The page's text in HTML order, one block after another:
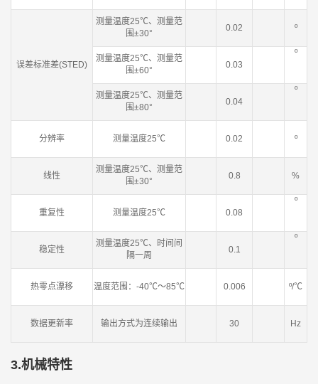
误差标准差(STED)
测量温度25℃、测量范
围±30°
0.02 º
测量温度25℃、测量范
围±60°
0.03
º
测量温度25℃、测量范
围±80°
0.04
º
分辨率 测量温度25℃ 0.02 º
线性
测量温度25℃、测量范
围±30°
0.8 %
重复性 测量温度25℃ 0.08
º
稳定性
测量温度25℃、时间间
隔一周
0.1
º
热零点漂移 温度范围：-40℃～85℃ 0.006 º/℃
数据更新率 输出方式为连续输出 30 Hz
3.机械特性